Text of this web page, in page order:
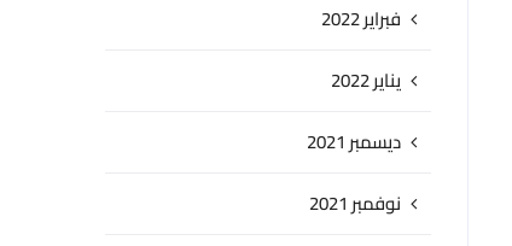
فبراير 2022
يناير 2022
ديسمبر 2021
نوفمبر 2021